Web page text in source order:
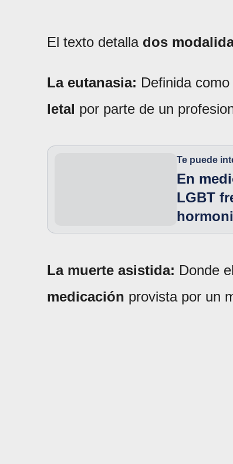
El texto detalla dos
La eutanasia: Definida
letal por parte de un
Te puede
En
LGBT
La muerte asistida: Donde
medicación provista por un